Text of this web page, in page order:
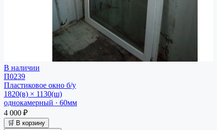
В наличии
П0239
Пластиковое окно б/у
1820(в) × 1130(ш)
однокамерный · 60мм
4 000 ₽
🛒 В корзину